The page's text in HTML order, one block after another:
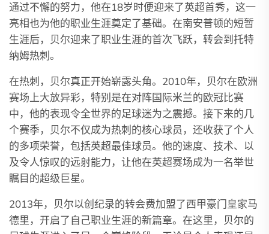
通过不懈的努力，他在18岁时便迎来了英超首秀，这一
亮相也为他的职业生涯奠定了基础。在南安普顿的短暂
生涯后，贝尔迎来了职业生涯的首次飞跃，转会到托特
纳姆热刺。
在热刺，贝尔真正开始崭露头角。2010年，贝尔在欧洲
赛场上大放异彩，特别是在对阵国际米兰的欧冠比赛
中，他的表现令全世界的足球迷为之震撼。接下来的几
个赛季，贝尔不仅成为热刺的核心球员，还收获了个人
的多项荣誉，包括英超最佳球员。他的速度、技术、以
及令人惊叹的远射能力，让他在英超赛场成为一名举世
瞩目的超级巨星。
2013年，贝尔以创纪录的转会费加盟了西甲豪门皇家马
德里，开启了自己职业生涯的新篇章。在这里，贝尔的